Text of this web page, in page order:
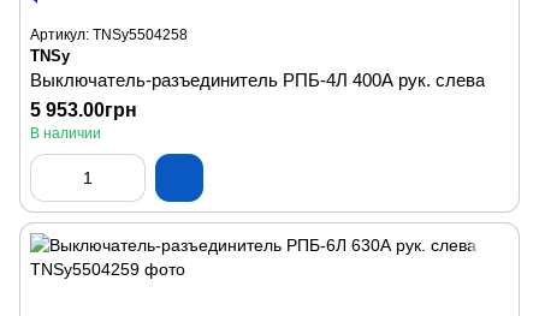
Артикул: TNSy5504258
TNSy
Выключатель-разъединитель РПБ-4Л 400А рук. слева
5 953.00грн
В наличии